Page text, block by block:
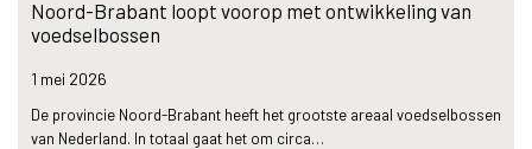
Noord-Brabant loopt voorop met ontwikkeling van
voedselbossen
1 mei 2026
De provincie Noord-Brabant heeft het grootste areaal voedselbossen
van Nederland. In totaal gaat het om circa…